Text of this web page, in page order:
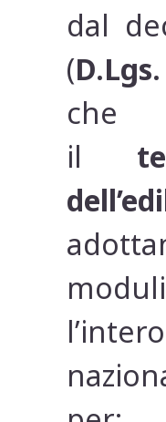
dal
(
che
il